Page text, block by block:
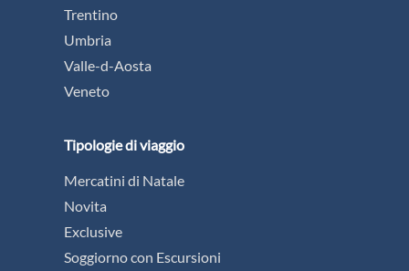
Trentino
Umbria
Valle-d-Aosta
Veneto
Tipologie di viaggio
Mercatini di Natale
Novita
Exclusive
Soggiorno con Escursioni